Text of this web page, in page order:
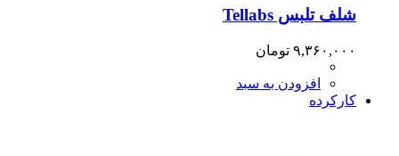
شلف تلبس Tellabs
۹,۳۶۰,۰۰۰ تومان
افزودن به سبد
کارکرده